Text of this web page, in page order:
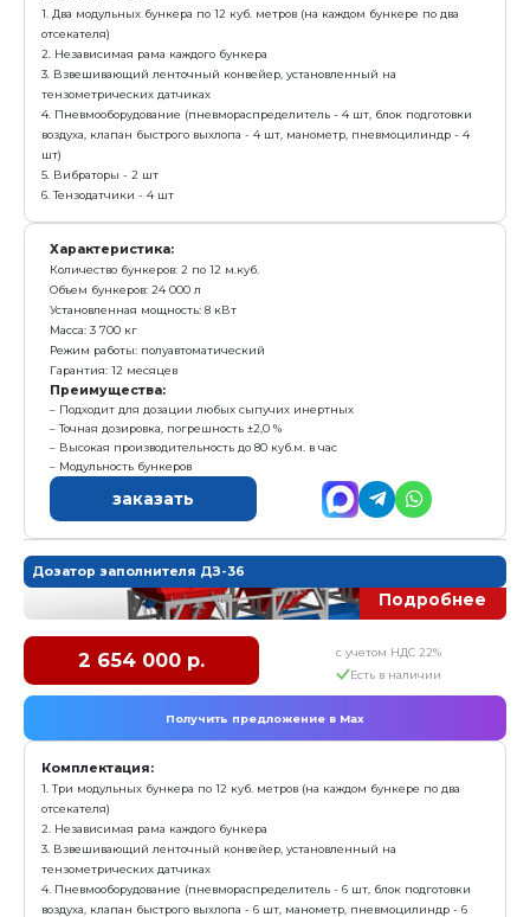
Гарантия: 12 месяцев
Преимущества:
Подходит для дозации любых сыпучих инертных
Точная дозировка, погрешность ±2,0 %
Высокая производительность до 60 куб.м. в час
Дозатор заполнителя ДЗ-24
1 892 000 р.
Получить предложение в
Комплектация:
1. Два модульных бункера по 12 куб. метров (на
2. Независимая рама каждого бункера
3. Взвешивающий ленточный конвейер,
тензометрических датчиках
4. Пневмооборудование (пневмораспределитель - 4
воздуха, клапан быстрого выхлопа - 4 шт,
шт)
5. Вибраторы - 2 шт
6. Тензодатчики - 4 шт